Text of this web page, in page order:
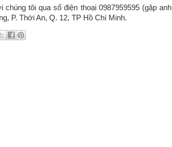
tôi qua số điện thoại 0987959595 (gặp anh
P. Thới An, Q. 12, TP Hồ Chí Minh.